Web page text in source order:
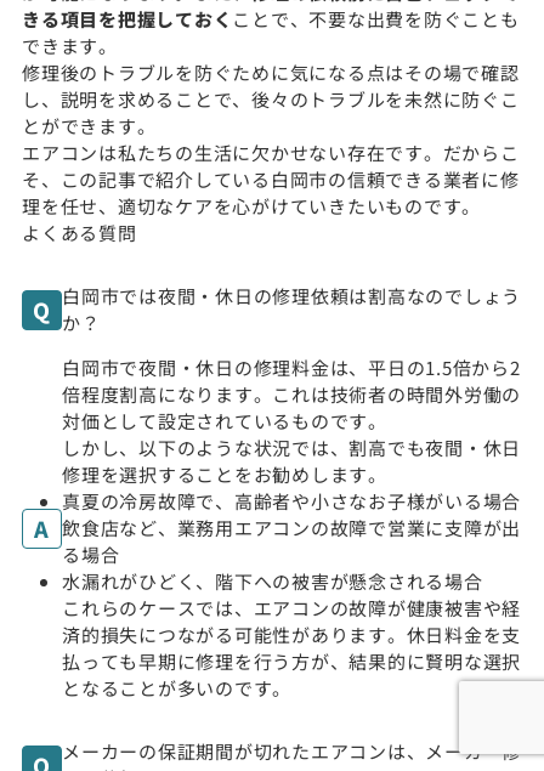
きる項目を把握しておく ことで、不要な出費を防ぐことも
できます。
修理後のトラブルを防ぐために気になる点はその場で確認
し、説明を求めることで、後々のトラブルを未然に防ぐこ
とができます。
エアコンは私たちの生活に欠かせない存在です。だからこ
そ、この記事で紹介している白岡市の信頼できる業者に修
理を任せ、適切なケアを心がけていきたいものです。
よくある質問
白岡市では夜間・休日の修理依頼は割高なのでしょう
か？
白岡市で夜間・休日の修理料金は、平日の1.5倍から2
倍程度割高になります。これは技術者の時間外労働の
対価として設定されているものです。
しかし、以下のような状況では、割高でも夜間・休日
修理を選択することをお勧めします。
真夏の冷房故障で、高齢者や小さなお子様がいる場合
飲食店など、業務用エアコンの故障で営業に支障が出
る場合
水漏れがひどく、階下への被害が懸念される場合
これらのケースでは、エアコンの故障が健康被害や経
済的損失につながる可能性があります。休日料金を支
払っても早期に修理を行う方が、結果的に賢明な選択
となることが多いのです。
メーカーの保証期間が切れたエアコンは、メーカー修